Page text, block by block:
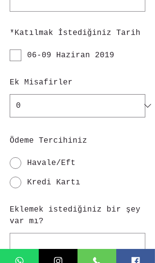
*Katılmak İstediğiniz Tarih
06-09 Haziran 2019
Ek Misafirler
Ödeme Tercihiniz
Havale/Eft
Kredi Kartı
Eklemek istediğiniz bir şey
var mı?